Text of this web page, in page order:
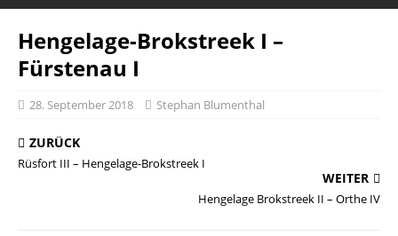
Hengelage-Brokstreek I –
Fürstenau I
28. September 2018 Stephan Blumenthal
ZURÜCK
Rüsfort III – Hengelage-Brokstreek I
WEITER
Hengelage Brokstreek II – Orthe IV